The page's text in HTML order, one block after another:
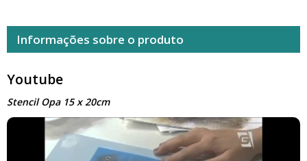
Informações sobre o produto
Youtube
Stencil Opa 15 x 20cm